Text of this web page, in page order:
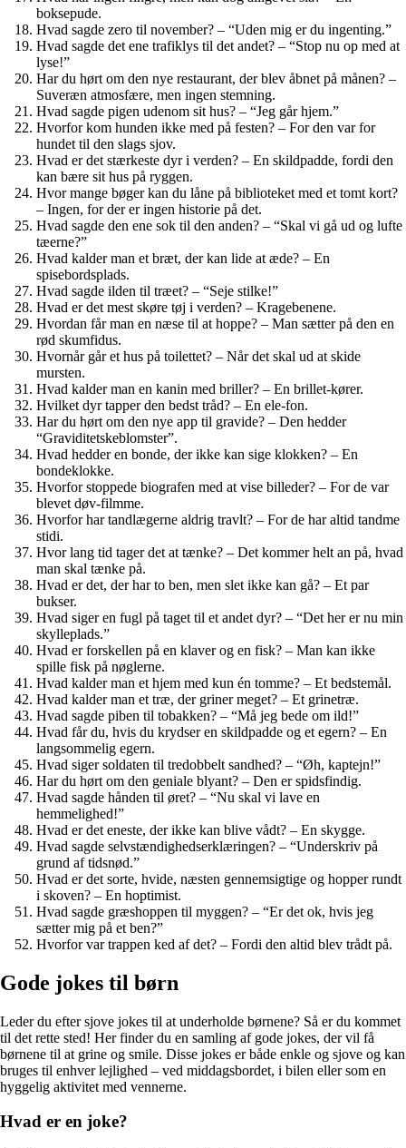
boksepude.
Hvad sagde zero til november? – “Uden mig er du ingenting.”
Hvad sagde det ene trafiklys til det andet? – “Stop nu op med at
lyse!”
Har du hørt om den nye restaurant, der blev åbnet på månen? –
Suveræn atmosfære, men ingen stemning.
Hvad sagde pigen udenom sit hus? – “Jeg går hjem.”
Hvorfor kom hunden ikke med på festen? – For den var for
hundet til den slags sjov.
Hvad er det stærkeste dyr i verden? – En skildpadde, fordi den
kan bære sit hus på ryggen.
Hvor mange bøger kan du låne på biblioteket med et tomt kort?
– Ingen, for der er ingen historie på det.
Hvad sagde den ene sok til den anden? – “Skal vi gå ud og lufte
tæerne?”
Hvad kalder man et bræt, der kan lide at æde? – En
spisebordsplads.
Hvad sagde ilden til træet? – “Seje stilke!”
Hvad er det mest skøre tøj i verden? – Kragebenene.
Hvordan får man en næse til at hoppe? – Man sætter på den en
rød skumfidus.
Hvornår går et hus på toilettet? – Når det skal ud at skide
mursten.
Hvad kalder man en kanin med briller? – En brillet-kører.
Hvilket dyr tapper den bedst tråd? – En ele-fon.
Har du hørt om den nye app til gravide? – Den hedder
“Graviditetskeblomster”.
Hvad hedder en bonde, der ikke kan sige klokken? – En
bondeklokke.
Hvorfor stoppede biografen med at vise billeder? – For de var
blevet døv-filmme.
Hvorfor har tandlægerne aldrig travlt? – For de har altid tandme
stidi.
Hvor lang tid tager det at tænke? – Det kommer helt an på, hvad
man skal tænke på.
Hvad er det, der har to ben, men slet ikke kan gå? – Et par
bukser.
Hvad siger en fugl på taget til et andet dyr? – “Det her er nu min
skylleplads.”
Hvad er forskellen på en klaver og en fisk? – Man kan ikke
spille fisk på nøglerne.
Hvad kalder man et hjem med kun én tomme? – Et bedstemål.
Hvad kalder man et træ, der griner meget? – Et grinetræ.
Hvad sagde piben til tobakken? – “Må jeg bede om ild!”
Hvad får du, hvis du krydser en skildpadde og et egern? – En
langsommelig egern.
Hvad siger soldaten til tredobbelt sandhed? – “Øh, kaptejn!”
Har du hørt om den geniale blyant? – Den er spidsfindig.
Hvad sagde hånden til øret? – “Nu skal vi lave en
hemmelighed!”
Hvad er det eneste, der ikke kan blive vådt? – En skygge.
Hvad sagde selvstændighedserklæringen? – “Underskriv på
grund af tidsnød.”
Hvad er det sorte, hvide, næsten gennemsigtige og hopper rundt
i skoven? – En hoptimist.
Hvad sagde græshoppen til myggen? – “Er det ok, hvis jeg
sætter mig på et ben?”
Hvorfor var trappen ked af det? – Fordi den altid blev trådt på.
Gode jokes til børn
Leder du efter sjove jokes til at underholde børnene? Så er du kommet
til det rette sted! Her finder du en samling af gode jokes, der vil få
børnene til at grine og smile. Disse jokes er både enkle og sjove og kan
bruges til enhver lejlighed – ved middagsbordet, i bilen eller som en
hyggelig aktivitet med vennerne.
Hvad er en joke?